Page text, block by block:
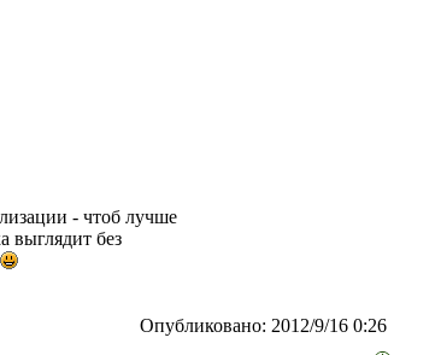
- чтоб лучше
выглядит без
Опубликовано: 2012/9/16 0:26